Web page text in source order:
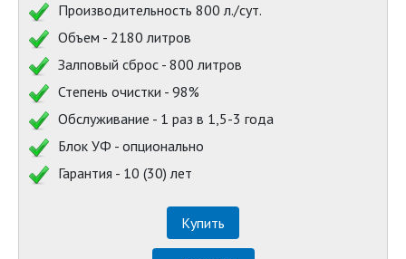
Производительность 800 л./сут.
Объем - 2180 литров
Залповый сброс - 800 литров
Степень очистки - 98%
Обслуживание - 1 раз в 1,5-3 года
Блок УФ - опционально
Гарантия - 10 (30) лет
Купить